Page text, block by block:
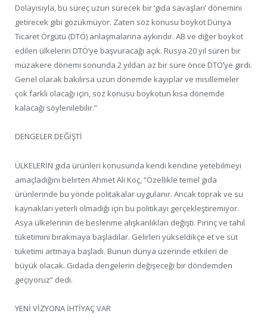
Dolayısıyla, bu süreç uzun sürecek bir ‘gıda savaşları’ dönemini
getirecek gibi gözükmüyor. Zaten söz konusu boykot Dünya
Ticaret Örgütü (DTÖ) anlaşmalarına aykırıdır. AB ve diğer boykot
edilen ülkelerin DTÖ’ye başvuracağı açık. Rusya 20 yıl süren bir
müzakere dönemi sonunda 2 yıldan az bir süre önce DTÖ’ye girdi.
Genel olarak bakılırsa uzun dönemde kayıplar ve misillemeler
çok farklı olacağı için, söz konusu boykotun kısa dönemde
kalacağı söylenilebilir.”
DENGELER DEĞİŞTİ
ÜLKELERİN gıda ürünleri konusunda kendi kendine yetebilmeyi
amaçladığını belirten Ahmet Ali Koç, “Özellikle temel gıda
ürünlerinde bu yönde politakalar uygulanır. Ancak toprak ve su
kaynakları yeterli olmadığı için bu politikayı gerçekleştiremiyor.
Asya ülkelerinin de beslenme alışkanlıkları değişti. Pirinç ve tahıl
tüketimini bırakmaya başladılar. Gelirleri yükseldikçe et ve süt
tüketimi artmaya başladı. Bunun dünya üzerinde etkileri de
büyük olacak. Gıdada dengelerin değişeceği bir döndemden
geçiyoruz” dedi.
YENİ VİZYONA İHTİYAÇ VAR